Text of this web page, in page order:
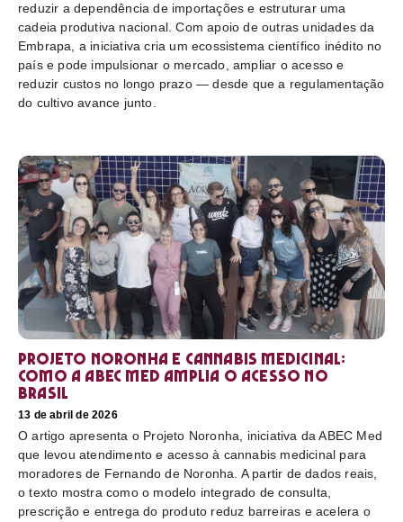
reduzir a dependência de importações e estruturar uma
cadeia produtiva nacional. Com apoio de outras unidades da
Embrapa, a iniciativa cria um ecossistema científico inédito no
país e pode impulsionar o mercado, ampliar o acesso e
reduzir custos no longo prazo — desde que a regulamentação
do cultivo avance junto.
Projeto Noronha e cannabis medicinal:
como a ABEC Med amplia o acesso no
Brasil
13 de abril de 2026
O artigo apresenta o Projeto Noronha, iniciativa da ABEC Med
que levou atendimento e acesso à cannabis medicinal para
moradores de Fernando de Noronha. A partir de dados reais,
o texto mostra como o modelo integrado de consulta,
prescrição e entrega do produto reduz barreiras e acelera o